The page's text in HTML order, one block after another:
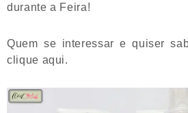
durante a Feira!
Quem se interessar e quiser
clique aqui.